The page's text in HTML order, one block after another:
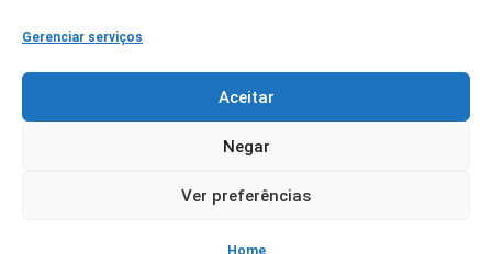
Gerenciar serviços
Aceitar
Negar
Ver preferências
Home
Redes Sociais
reservados – Câmara Municipal de Juruá |
Política de Privacidade